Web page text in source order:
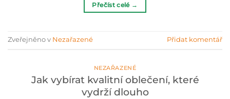
Přečíst celé →
Zveřejněno v Nezařazené Přidat komentář
NEZAŘAZENÉ
Jak vybírat kvalitní oblečení, které
vydrží dlouho